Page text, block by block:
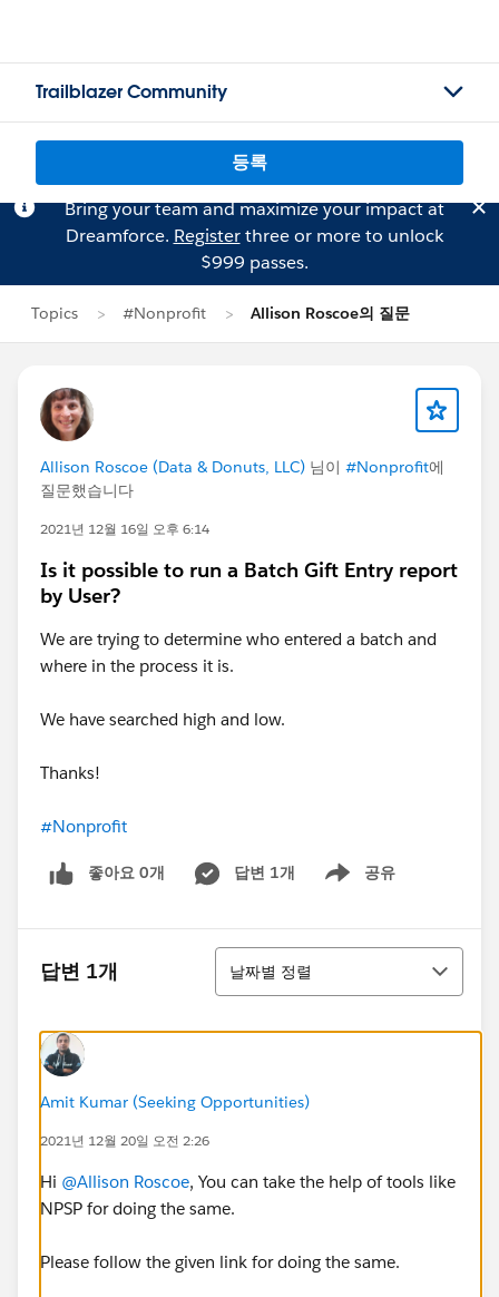
Trailblazer Community
등록
Bring your team and maximize your impact at
Dreamforce. Registerthree or more to unlock
$999 passes.
Topics #Nonprofit Allison Roscoe의 질문
Allison Roscoe (Data & Donuts, LLC) 님이 #Nonprofit에
질문했습니다
2021년 12월 16일 오후 6:14
Is it possible to run a Batch Gift Entry report
by User?
We are trying to determine who entered a batch and
where in the process it is.
We have searched high and low.
Thanks!
#Nonprofit
좋아요 0개 답변 1개 공유
Show menu
답변 1개
정렬
날짜별 정렬
Amit Kumar (Seeking Opportunities)
2021년 12월 20일 오전 2:26
Hi @Allison Roscoe, You can take the help of tools like
NPSP for doing the same.
Please follow the given link for doing the same.